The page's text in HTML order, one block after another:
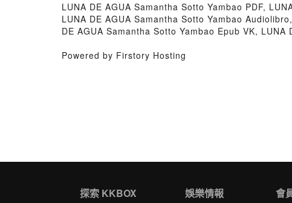
LUNA DE AGUA Samantha Sotto Yambao PDF,
LUNA DE AGUA Samantha Sotto Yambao
DE AGUA Samantha Sotto Yambao Epub VK,
Powered by Firstory Hosting
探索 KKBOX 娛樂情報 會